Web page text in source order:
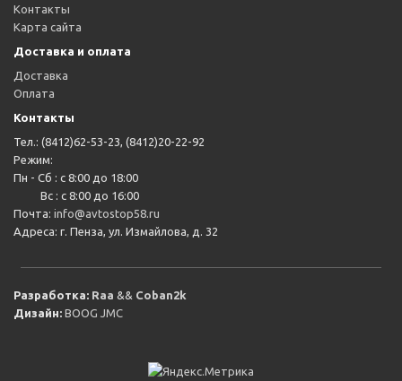
Контакты
Карта сайта
Доставка и оплата
Доставка
Оплата
Контакты
Тел.: (8412)62-53-23, (8412)20-22-92
Режим:
Пн - Сб : с 8:00 до 18:00
Вс : с 8:00 до 16:00
Почта: info@avtostop58.ru
Адреса: г. Пенза, ул. Измайлова, д. 32
Разработка: Raa && Coban2k
Дизайн: BOOG JMC